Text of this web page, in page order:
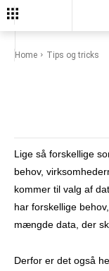
Home Tips og tricks
Microsoft
Lige så forskellige
behov,
kommer til valg af
har forskellige
mængde data, der
Derfor er det også